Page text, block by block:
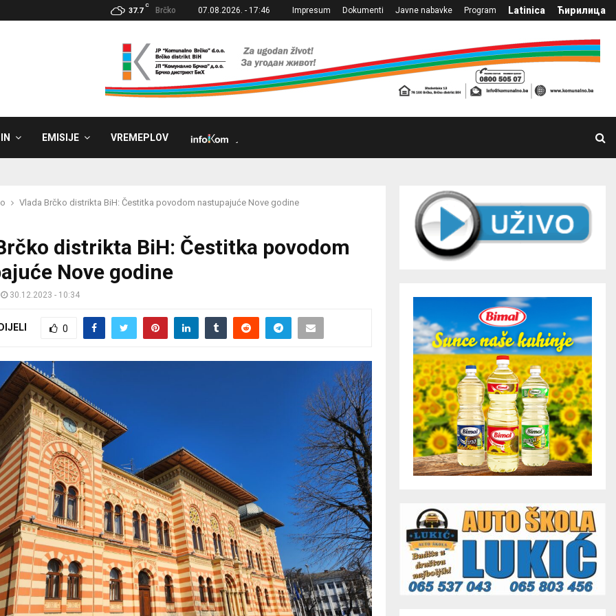
37.7
C
Brčko 07.08.2026. - 17:46 Impresum Dokumenti Javne nabavke Program Latinica Ћирилица
EMISIJE VREMEPLOV
Vlada Brčko distrikta BiH: Čestitka povodom nastupajuće Nove godine
distrikta BiH: Čestitka povodom
Nove godine
30.12.2023 - 10:34
0